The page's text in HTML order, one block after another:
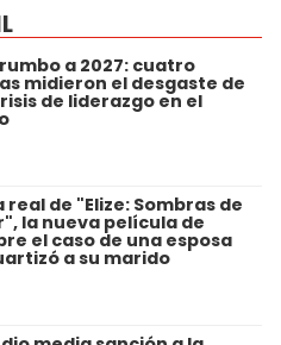
a 2027: cuatro
midieron el desgaste de
de liderazgo en el
real de "Elize: Sombras de
la nueva película de
el caso de una esposa
a su marido